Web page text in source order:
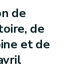
de
de
et de